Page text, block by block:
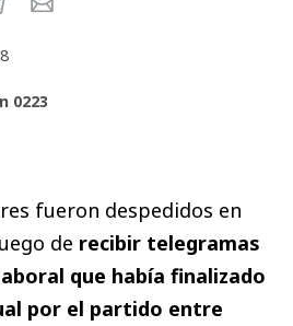
0223
fueron despedidos en
de recibir telegramas
que había finalizado
por el partido entre